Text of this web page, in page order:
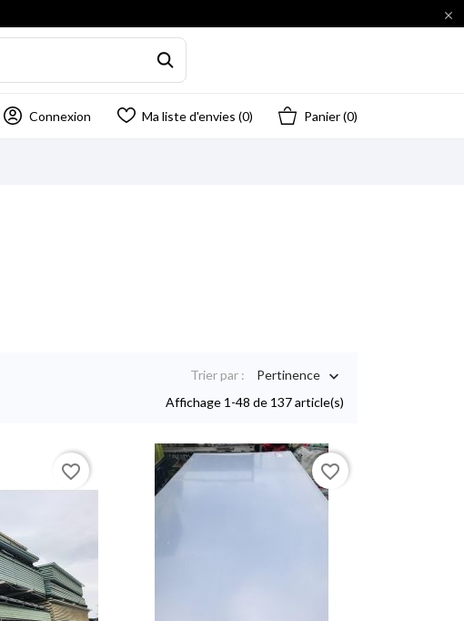

Connexion Ma liste d'envies (0) Panier(0)
Trier par : Pertinence 
Affichage 1-48 de 137 article(s)
favorite_border favorite_border